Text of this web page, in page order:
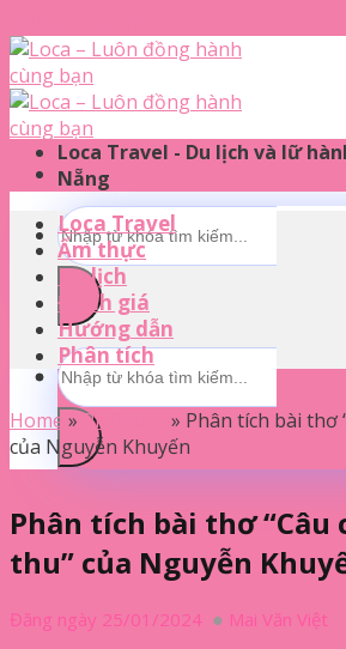
Loca Travel - Du lịch và lữ
Nẵng
Loca Travel
Ẩm thực
Du lịch
Đánh giá
Hướng dẫn
Phân tích
Home »Phân tích » Phân tích bài thơ
của Nguyễn Khuyến
Phân tích bài thơ “Câu
thu” của Nguyễn
Đăng ngày 25/01/2024 Mai Văn Việt